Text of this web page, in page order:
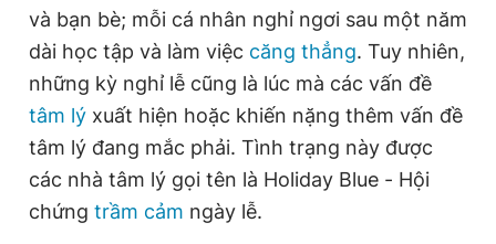
Tiện ích Bạn cần biết
Thông tin tòa soạn Liên hệ quảng cáo
và bạn bè; mỗi cá nhân nghỉ ngơi sau một năm
dài học tập và làm việc căng thẳng. Tuy nhiên,
những kỳ nghỉ lễ cũng là lúc mà các vấn đề
tâm lý xuất hiện hoặc khiến nặng thêm vấn đề
tâm lý đang mắc phải. Tình trạng này được
các nhà tâm lý gọi tên là Holiday Blue - Hội
chứng trầm cảm ngày lễ.